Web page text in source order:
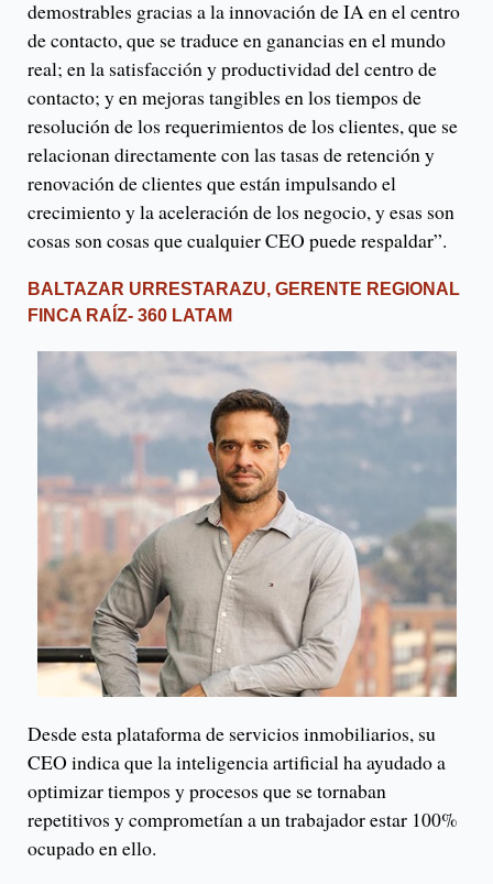
demostrables gracias a la innovación de IA en el centro
de contacto, que se traduce en ganancias en el mundo
real; en la satisfacción y productividad del centro de
contacto; y en mejoras tangibles en los tiempos de
resolución de los requerimientos de los clientes, que se
relacionan directamente con las tasas de retención y
renovación de clientes que están impulsando el
crecimiento y la aceleración de los negocio, y esas son
cosas son cosas que cualquier CEO puede respaldar”.
BALTAZAR URRESTARAZU, GERENTE REGIONAL
FINCA RAÍZ- 360 LATAM
Desde esta plataforma de servicios inmobiliarios, su
CEO indica que la inteligencia artificial ha ayudado a
optimizar tiempos y procesos que se tornaban
repetitivos y comprometían a un trabajador estar 100%
ocupado en ello.